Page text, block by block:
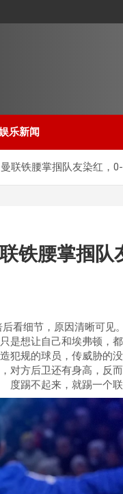
乐新闻
联铁腰掌掴队友染红，
铁腰掌掴
看细节，原因清晰可
是想让自己和埃弗顿，
犯规的球员，传威胁的
对方后卫还有身高，反
度踢不起来，就踢一个